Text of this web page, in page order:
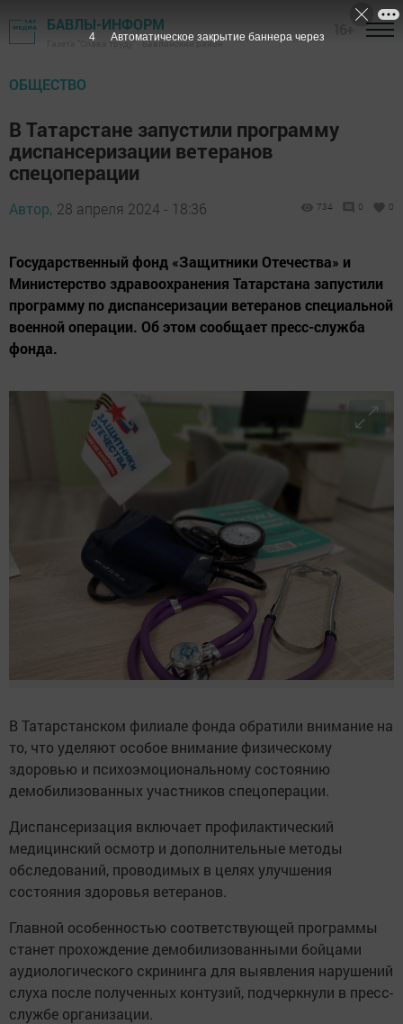
БАВЛЫ-ИНФОРМ
Газета "Слава труду" - Бавлинский район
ОБЩЕСТВО
В Татарстане запустили программу
диспансеризации ветеранов
спецоперации
Автор, 28 апреля 2024 - 18:36 734 0 0
Государственный фонд «Защитники Отечества» и
Министерство здравоохранения Татарстана запустили
программу по диспансеризации ветеранов специальной
военной операции. Об этом сообщает пресс-служба
фонда.
В Татарстанском филиале фонда обратили внимание на
то, что уделяют особое внимание физическому
здоровью и психоэмоциональному состоянию
демобилизованных участников спецоперации.
Диспансеризация включает профилактический
медицинский осмотр и дополнительные методы
обследований, проводимых в целях улучшения
состояния здоровья ветеранов.
Главной особенностью соответствующей программы
станет прохождение демобилизованными бойцами
аудиологического скрининга для выявления нарушений
слуха после полученных контузий, подчеркнули в пресс-
службе организации.
2 Автоматическое закрытие баннера через